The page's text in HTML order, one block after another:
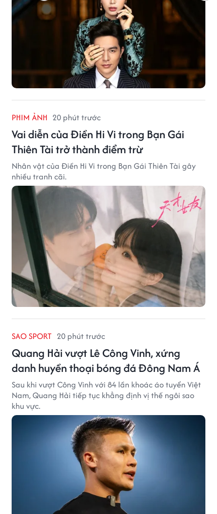
PHIM ẢNH 20 phút trước
Vai diễn của Điền Hi Vi trong Bạn Gái
Thiên Tài trở thành điểm trừ
Nhân vật của Điền Hi Vi trong Bạn Gái Thiên Tài gây
nhiều tranh cãi.
SAO SPORT 20 phút trước
Quang Hải vượt Lê Công Vinh, xứng
danh huyền thoại bóng đá Đông Nam Á
Sau khi vượt Công Vinh với 84 lần khoác áo tuyển Việt
Nam, Quang Hải tiếp tục khẳng định vị thế ngôi sao
khu vực.